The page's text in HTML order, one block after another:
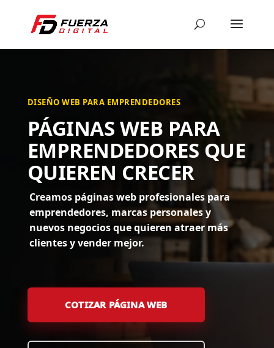
DISEÑO WEB PARA EMPRENDEDORES
PÁGINAS WEB PARA
EMPRENDEDORES QUE
QUIEREN CRECER
Creamos páginas web profesionales para
emprendedores, marcas personales y
nuevos negocios que quieren atraer más
clientes y vender mejor.
COTIZAR PÁGINA WEB